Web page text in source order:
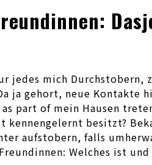
jedes mich
ja gehort, neue
part of mein Hausen
besitzt?
aufstobern, falls
Welches ist